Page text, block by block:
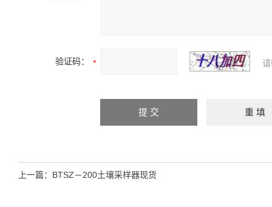
验证码：
上一篇： BTSZ－200土壤采样器现货